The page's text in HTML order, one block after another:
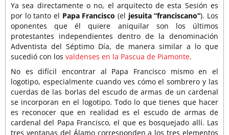
Ya sea directamente o no, el arquitecto de esta Sesión es
por lo tanto el Papa Francisco (el jesuita “franciscano”). Los
oponentes que él quiere aniquilar son los últimos
protestantes independientes dentro de la denominación
Adventista del Séptimo Día, de manera similar a lo que
sucedió con los valdenses en la Pascua de Piamonte.
No es difícil encontrar al Papa Francisco mismo en el
logotipo, especialmente cuando ves cómo el sombrero y las
cuerdas de las borlas del escudo de armas de un cardenal
se incorporan en el logotipo. Todo lo que tienes que hacer
es reconocer que en realidad es el escudo de armas de
cardenal del Papa Francisco, el que es bosquejado allí. Las
tres ventanas del Álamo corresponden a los tres elementos